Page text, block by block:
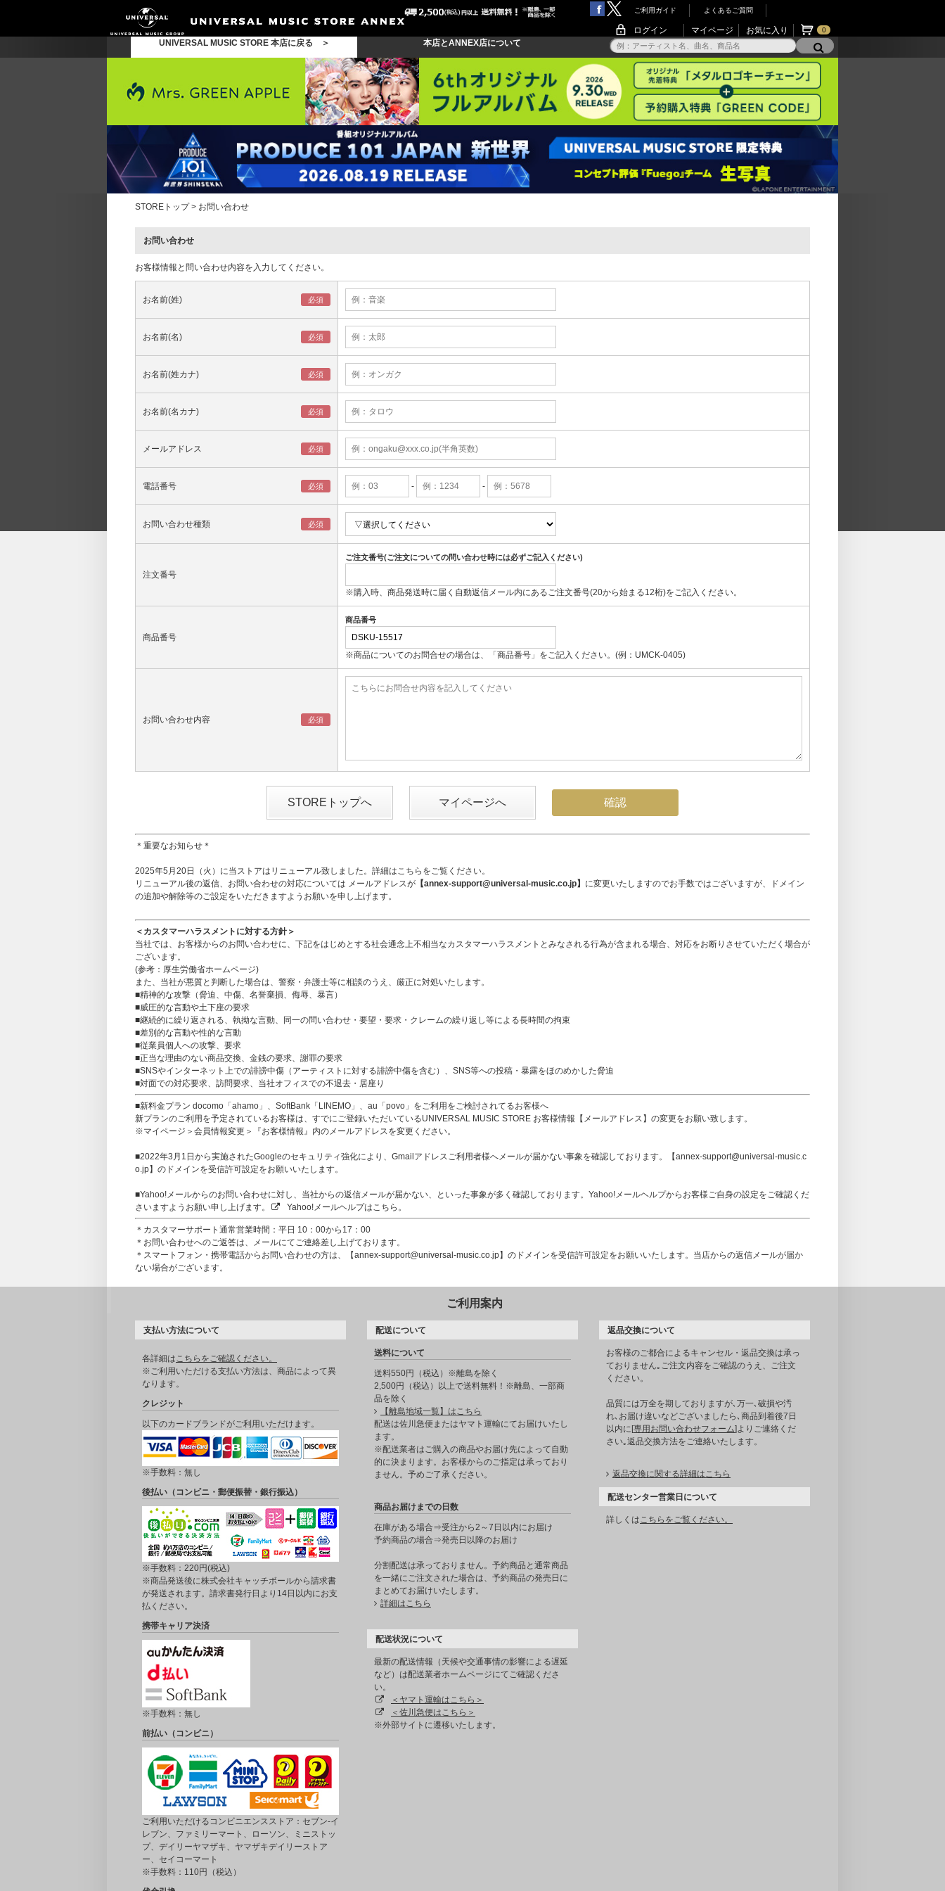
ご利用ガイド よくあるご質問
ログイン マイページ お気に入り 0
UNIVERSAL MUSIC STORE 本店に戻る ＞ 本店とANNEX店について
STOREトップ> お問い合わせ
お問い合わせ
お客様情報と問い合わせ内容を入力してください。
お名前(姓)
お名前(名)
お名前(姓カナ)
お名前(名カナ)
メールアドレス
電話番号 - -
お問い合わせ種類
注文番号
ご注文番号(ご注文についての問い合わせ時には必ずご記入ください)
※購入時、商品発送時に届く自動返信メール内にあるご注文番号(20から始まる12桁)をご記入ください。
商品番号
商品番号
※商品についてのお問合せの場合は、「商品番号」をご記入ください。(例：UMCK-0405)
お問い合わせ内容
STOREトップへ マイページへ
＊重要なお知らせ＊
2025年5月20日（火）に当ストアはリニューアル致しました。詳細は こちら をご覧ください。
リニューアル後の返信、お問い合わせの対応については メールアドレスが 【annex-support@universal-music.co.jp】 に変更いたしますのでお手数ではございますが、ドメイン
の追加や解除等のご設定をいただきますようお願いを申し上げます。
＜カスタマーハラスメントに対する方針＞
当社では、お客様からのお問い合わせに、下記をはじめとする社会通念上不相当なカスタマーハラスメントとみなされる行為が含まれる場合、対応をお断りさせていただく場合が
ございます。
(参考： 厚生労働省ホームページ)
また、当社が悪質と判断した場合は、警察・弁護士等に相談のうえ、厳正に対処いたします。
■精神的な攻撃（脅迫、中傷、名誉棄損、侮辱、暴言）
■威圧的な言動や土下座の要求
■継続的に繰り返される、執拗な言動、同一の問い合わせ・要望・要求・クレームの繰り返し等による長時間の拘束
■差別的な言動や性的な言動
■従業員個人への攻撃、要求
■正当な理由のない商品交換、金銭の要求、謝罪の要求
■SNSやインターネット上での誹謗中傷（アーティストに対する誹謗中傷を含む）、SNS等への投稿・暴露をほのめかした脅迫
■対面での対応要求、訪問要求、当社オフィスでの不退去・居座り
■新料金プラン docomo「ahamo」、SoftBank「LINEMO」、au「povo」をご利用をご検討されてるお客様へ
新プランのご利用を予定されているお客様は、すでにご登録いただいているUNIVERSAL MUSIC STORE お客様情報【メールアドレス】の変更をお願い致します。
※マイページ＞会員情報変更＞『お客様情報』内のメールアドレスを変更ください。
■2022年3月1日から実施されたGoogleのセキュリティ強化により、Gmailアドレスご利用者様へメールが届かない事象を確認しております。【annex-support@universal-music.c
o.jp】のドメインを受信許可設定をお願いいたします。
■Yahoo!メールからのお問い合わせに対し、当社からの返信メールが届かない、といった事象が多く確認しております。Yahoo!メールヘルプからお客様ご自身の設定をご確認くだ
さいますようお願い申し上げます。
Yahoo!メールヘルプはこちら。
＊カスタマーサポート通常営業時間：平日 10：00から17：00
＊お問い合わせへのご返答は、メールにてご連絡差し上げております。
＊スマートフォン・携帯電話からお問い合わせの方は、【annex-support@universal-music.co.jp】のドメインを受信許可設定をお願いいたします。当店からの返信メールが届か
ない場合がございます。
ご利用案内
支払い方法について
各詳細はこちらをご確認ください。
※ご利用いただける支払い方法は、商品によって異
なります。
クレジット
以下のカードブランドがご利用いただけます。
※手数料：無し
後払い（コンビニ・郵便振替・銀行振込）
※手数料：220円(税込)
※商品発送後に株式会社キャッチボールから請求書
が発送されます。請求書発行日より14日以内にお支
払ください。
携帯キャリア決済
※手数料：無し
前払い（コンビニ）
ご利用いただけるコンビニエンスストア：セブン-イ
レブン、ファミリーマート、ローソン、ミニストッ
プ、デイリーヤマザキ、ヤマザキデイリーストア
ー、セイコーマート
※手数料：110円（税込）
配送について
送料について
送料550円（税込）※離島を除く
2,500円（税込）以上で送料無料！※離島、一部商
品を除く
【離島地域一覧】はこちら
配送は佐川急便またはヤマト運輸にてお届けいたし
ます。
※配送業者はご購入の商品やお届け先によって自動
的に決まります。お客様からのご指定は承っており
ません。予めご了承ください。
商品お届けまでの日数
在庫がある場合⇒受注から2～7日以内にお届け
予約商品の場合⇒発売日以降のお届け
分割配送は承っておりません。予約商品と通常商品
を一緒にご注文された場合は、予約商品の発売日に
まとめてお届けいたします。
詳細はこちら
配送状況について
最新の配送情報（天候や交通事情の影響による遅延
など）は配送業者ホームページにてご確認くださ
い。
＜ヤマト運輸はこちら＞
＜佐川急便はこちら＞
※外部サイトに遷移いたします。
返品交換について
お客様のご都合によるキャンセル・返品交換は承っ
ておりません｡ご注文内容をご確認のうえ、ご注文
ください。
品質には万全を期しておりますが､万一､破損や汚
れ､お届け違いなどございましたら､商品到着後7日
以内に[専用お問い合わせフォーム]よりご連絡くだ
さい｡返品交換方法をご連絡いたします。
返品交換に関する詳細はこちら
配送センター営業日について
詳しくはこちらをご覧ください。